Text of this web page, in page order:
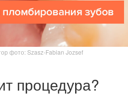
фото: Szasz-Fabian Jozsef
процедура?